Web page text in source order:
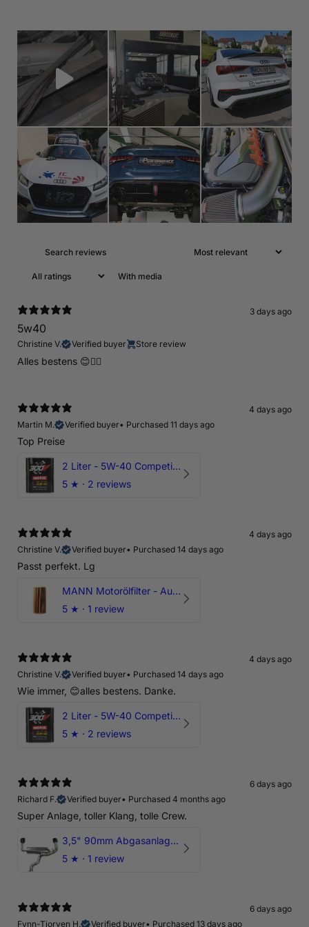
With media
3 days ago
5w40
Christine V. Verified buyer Store review
Alles bestens 😊👍🏻
4 days ago
Martin M.
Verified buyer• Purchased 11 days ago
Top Preise
2 Liter - 5W-40 Competition 300V Motul Motoröl
5 ★ · 2 reviews
4 days ago
Christine V.
Verified buyer• Purchased 14 days ago
Passt perfekt. Lg
MANN Motorölfilter - Audi RS3 TTRS RSQ3 VZ5 - DAZ DNW
5 ★ · 1 review
4 days ago
Christine V.
Verified buyer• Purchased 14 days ago
Wie immer, 😊alles bestens. Danke.
2 Liter - 5W-40 Competition 300V Motul Motoröl
5 ★ · 2 reviews
6 days ago
Richard F.
Verified buyer• Purchased 4 months ago
Super Anlage, toller Klang, tolle Crew.
3,5" 90mm Abgasanlage AUDI RSQ3 DNWA 2.5 TFSI
5 ★ · 1 review
6 days ago
Fynn-Tjorven H.
Verified buyer• Purchased 13 days ago